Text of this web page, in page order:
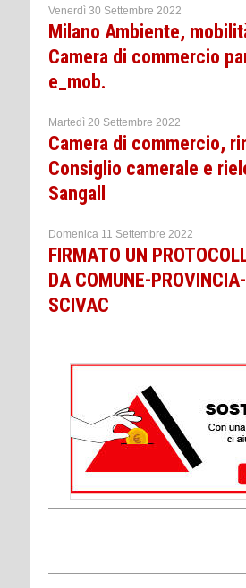
Venerdì 30 Settembre 2022
Milano Ambiente,
Camera di commercio
e_mob.
Martedì 20 Settembre 2022
Camera di commercio,
Consiglio camerale e
Sangall
Domenica 11 Settembre 2022
FIRMATO UN
DA COMUNE-
SCIVAC